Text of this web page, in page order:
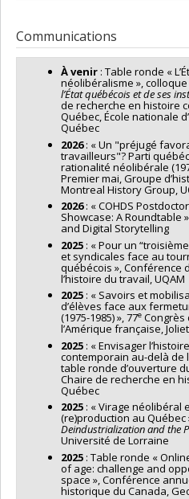
Communications
À venir : Table ronde «
néolibéralisme », colloque
l’État québécois et de ses
de recherche en histoire
Québec, École nationale
Québec
2026: « Un "préjugé
travailleurs"? Parti
rationalité néolibérale
Premier mai, Groupe
Montreal History Group,
2026: « COHDS
Showcase: A Roundtable
and Digital Storytelling
2025 : « Pour un
et syndicales face au
québécois », Conférence
l’histoire du travail, UQAM
2025 : « Savoirs et
d’élèves face aux
(1975-1985) », 77e Congrès
l’Amérique française,
2025 : « Envisager
contemporain au-delà de
table ronde d’ouverture
Chaire de recherche en
Québec
2025 : « Virage néolibéral
(re)production au Québec
Deindustrialization and the
Université de Lorraine
2025 : Table ronde «
of age: challenge and
space », Conférence
historique du Canada,